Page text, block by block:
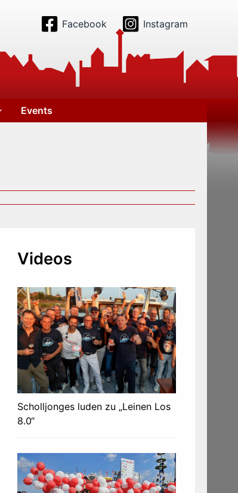
Facebook Instagram
Events
Videos
Scholljonges luden zu „Leinen Los
8.0“